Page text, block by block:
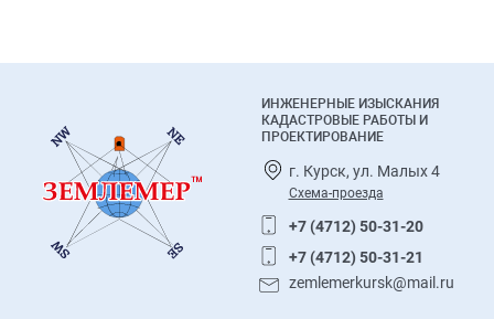
ИНЖЕНЕРНЫЕ ИЗЫСКАНИЯ
КАДАСТРОВЫЕ РАБОТЫ И
ПРОЕКТИРОВАНИЕ
г. Курск, ул. Малых 4
Схема-проезда
+7 (4712) 50-31-20
+7 (4712) 50-31-21
zemlemerkursk@mail.ru